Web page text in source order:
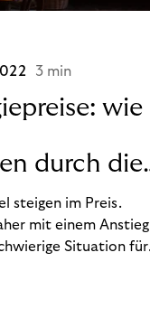
3 min
wie
durch die
steigen im Preis.
mit einem Anstieg
Situation für